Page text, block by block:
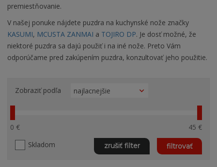
premiestňovanie.
V našej ponuke nájdete puzdra na kuchynské nože značky
KASUMI, MCUSTA ZANMAI a TOJIRO DP. Je dosť možné, že
niektoré puzdra sa dajú použiť i na iné nože. Preto Vám
odporúčame pred zakúpením puzdra, konzultovať jeho použitie.
0 €
45 €
Skladom
filtrovať
zrušiť filter
Zobraziť podľa